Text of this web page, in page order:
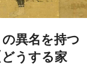
異名を持つ
うする家